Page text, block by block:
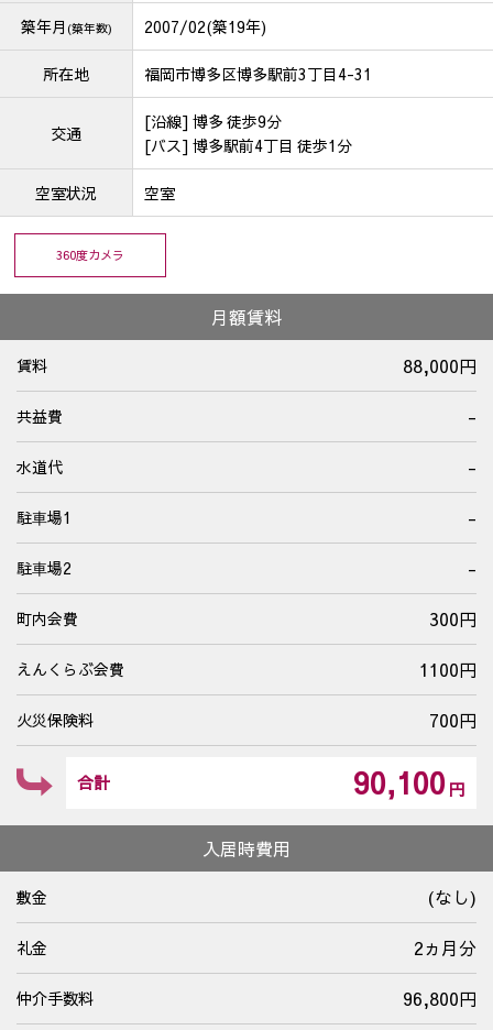
築年月 (築年数) 2007/02(築19年)
所在地 福岡市博多区博多駅前3丁目4-31
交通
[沿線] 博多 徒歩9分
[バス] 博多駅前4丁目 徒歩1分
空室状況 空室
360度カメラ
月額賃料
賃料 88,000円
共益費 -
水道代 -
駐⾞場1 -
駐⾞場2 -
町内会費 300円
えんくらぶ会費 1100円
火災保険料 700円
合計 90,100円
入居時費用
敷金 (なし)
礼金 2ヵ月分
仲介手数料 96,800円